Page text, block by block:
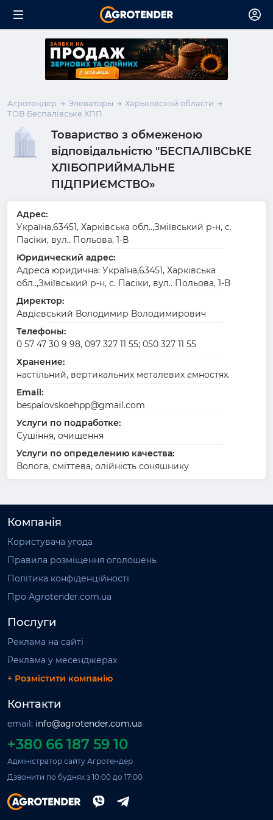
Агротендер Элеваторы
Харьковской области
ТОВ Беспалівське ХПП
Товариство з обмеженою
відповідальністю "БЕСПАЛІВСЬКЕ
ХЛІБОПРИЙМАЛЬНЕ
ПІДПРИЄМСТВО»
Адрес:
Україна,63451, Харківська обл..,Зміївський р-н, с.
Пасіки, вул.. Польова, 1-В
Юридический адрес:
Адреса юридична: Україна,63451, Харківська
обл..,Зміївський р-н, с. Пасіки, вул.. Польова, 1-В
Директор:
Авдієвський Володимир Володимирович
Телефоны:
0 57 47 30 9 98, 097 327 11 55; 050 327 11 55
Хранение:
настільний, вертикальних металевих ємностях.
Email:
bespalovskoehpp@gmail.com
Услуги по подработке:
Сушіння, очищення
Услуги по определению качества:
Волога, сміттева, олійність соняшнику
Компанія
Користувача угода
Правила розміщення оголошень
Політика конфіденційності
Про Agrotender.com.ua
Послуги
Реклама на сайті
Реклама у месенджерах
+ Розмістити компанію
Контакти
email: info@agrotender.com.ua
+380 66 187 59 10
Адміністратор сайту Агротендер
Дзвонити по буднях з 10:00 до 17:00